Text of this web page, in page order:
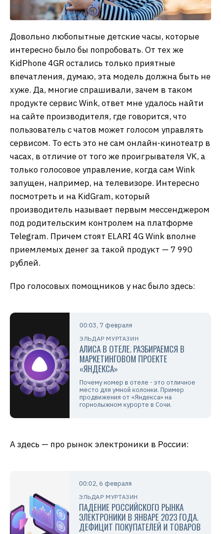
Довольно любопытные детские часы, которые
интересно было бы попробовать. От тех же
KidPhone 4GR остались только приятные
впечатления, думаю, эта модель должна быть не
хуже. Да, многие спрашивали, зачем в таком
продукте сервис Wink, ответ мне удалось найти
на сайте производителя, где говорится, что
пользователь с чатов может голосом управлять
сервисом. То есть это не сам онлайн-кинотеатр в
часах, в отличие от того же проигрывателя VK, а
только голосовое управление, когда сам Wink
запущен, например, на телевизоре. Интересно
посмотреть и на KidGram, который
производитель называет первым мессенджером
под родительским контролем на платформе
Telegram. Причем стоят ELARI 4G Wink вполне
приемлемых денег за такой продукт — 7 990
рублей.
Про голосовых помощников у нас было здесь:
00:03, 7 февраля
ЭЛЬДАР МУРТАЗИН
АЛИСА В ОТЕЛЕ. РАЗБИРАЕМСЯ В
МАРКЕТИНГОВОМ ПРОЕКТЕ
«ЯНДЕКСА»
Почему номер в отеле - это отличное
место для умной колонки. Пример
продвижения от «Яндекса» на
горнолыжном курорте в Сочи.
А здесь — про рынок электроники в России:
00:02, 6 февраля
ЭЛЬДАР МУРТАЗИН
ПАДЕНИЕ РОССИЙСКОГО РЫНКА
ЭЛЕКТРОНИКИ В ЯНВАРЕ 2023 ГОДА.
ДЕФИЦИТ ПОКУПАТЕЛЕЙ И ТОВАРОВ